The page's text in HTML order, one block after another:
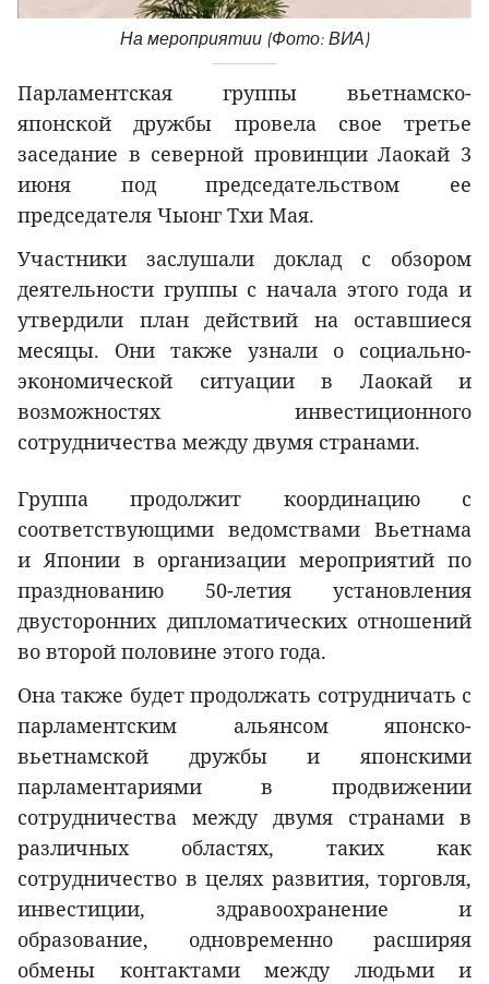
На мероприятии (Фото: ВИА)
Парламентская группы вьетнамско-
японской дружбы провела свое третье
заседание в северной провинции Лаокай 3
июня под председательством ее
председателя Чыонг Тхи Мая.
Участники заслушали доклад с обзором
деятельности группы с начала этого года и
утвердили план действий на оставшиеся
месяцы. Они также узнали о социально-
экономической ситуации в Лаокай и
возможностях инвестиционного
сотрудничества между двумя странами.
Группа продолжит координацию с
соответствующими ведомствами Вьетнама
и Японии в организации мероприятий по
празднованию 50-летия установления
двусторонних дипломатических отношений
во второй половине этого года.
Она также будет продолжать сотрудничать с
парламентским альянсом японско-
вьетнамской дружбы и японскими
парламентариями в продвижении
сотрудничества между двумя странами в
различных областях, таких как
сотрудничество в целях развития, торговля,
инвестиции, здравоохранение и
образование, одновременно расширяя
обмены контактами между людьми и